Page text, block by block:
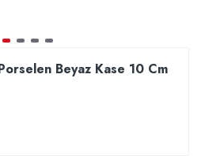
Beyaz Kase 10 Cm